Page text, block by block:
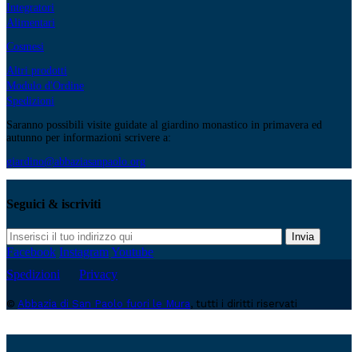
Integratori
Alimentari
Cosmesi
Altri prodotti
Modulo d'Ordine
Spedizioni
Saranno possibili visite guidate al giardino monastico in primavera ed
autunno per informazioni scrivere a:
giardino@abbaziasanpaolo.org
Seguici & iscriviti
Invia
Facebook InstagramYoutube
Spedizioni
Privacy
© Abbazia di San Paolo fuori le Mura, tutti i diritti riservati